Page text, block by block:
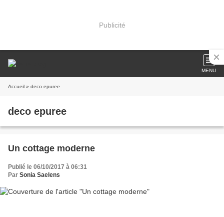
Publicité
MENU
Accueil » deco epuree
deco epuree
Un cottage moderne
Publié le 06/10/2017 à 06:31
Par Sonia Saelens